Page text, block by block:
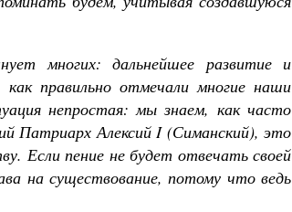
многих: дальнейшее развитие и
как правильно отмечали многие наши
непростая: мы знаем, как часто
Патриарх Алексий I (Симанский), это
Если пение не будет отвечать своей
на существование, потому что ведь